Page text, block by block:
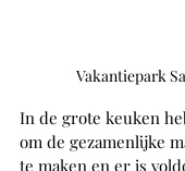
Vakantiepark
In de grote keuken
om de gezamenlijke
te maken en er is